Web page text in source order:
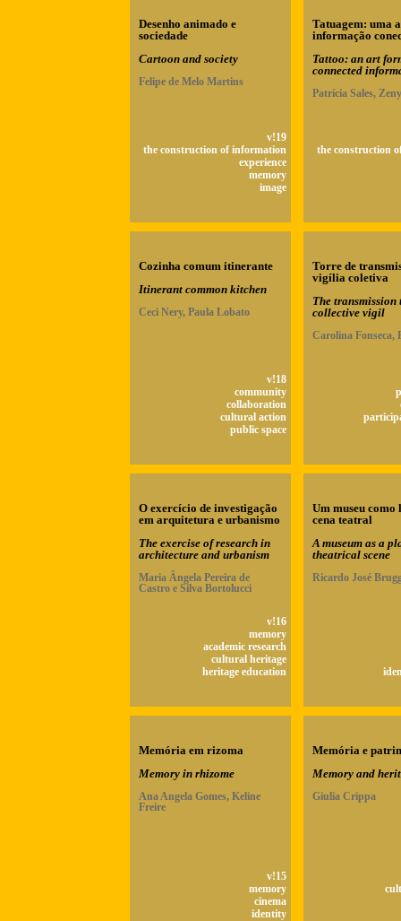
Desenho animado e
sociedade
Cartoon and society
Felipe de Melo Martins
v!19
the construction of information
experience
memory
image
Tatuagem: uma
informação
Tattoo: an art
connected
Patrícia Sales,
the construction
Cozinha comum itinerante
Itinerant common kitchen
Ceci Nery, Paula Lobato
v!18
community
collaboration
cultural action
public space
Torre de
vigília coletiva
The transmission
collective vigil
Carolina Fonseca,
O exercício de investigação
em arquitetura e urbanismo
The exercise of research in
architecture and urbanism
Maria Ângela Pereira de
Castro e Silva Bortolucci
v!16
memory
academic research
cultural heritage
heritage education
Um museu como
cena teatral
A museum as a
theatrical scene
Ricardo José
Memória em rizoma
Memory in rhizome
Ana Angela Gomes, Keline
Freire
v!15
memory
cinema
identity
Memória e
Memory and
Giulia Crippa